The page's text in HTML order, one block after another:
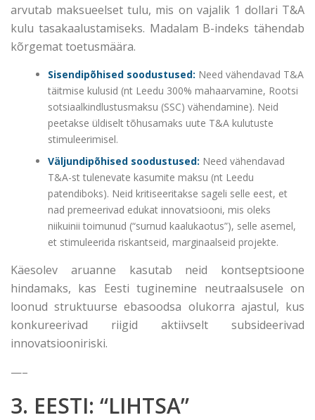
arvutab maksueelset tulu, mis on vajalik 1 dollari T&A
kulu tasakaalustamiseks. Madalam B-indeks tähendab
kõrgemat toetusmäära.
Sisendipõhised soodustused: Need vähendavad T&A
täitmise kulusid (nt Leedu 300% mahaarvamine, Rootsi
sotsiaalkindlustusmaksu (SSC) vähendamine). Neid
peetakse üldiselt tõhusamaks uute T&A kulutuste
stimuleerimisel.
Väljundipõhised soodustused: Need vähendavad
T&A-st tulenevate kasumite maksu (nt Leedu
patendiboks). Neid kritiseeritakse sageli selle eest, et
nad premeerivad edukat innovatsiooni, mis oleks
niikuinii toimunud (“surnud kaalukaotus”), selle asemel,
et stimuleerida riskantseid, marginaalseid projekte.
Käesolev aruanne kasutab neid kontseptsioone
hindamaks, kas Eesti tuginemine neutraalsusele on
loonud struktuurse ebasoodsa olukorra ajastul, kus
konkureerivad riigid aktiivselt subsideerivad
innovatsiooniriski.
—–
3. EESTI: “LIHTSA”